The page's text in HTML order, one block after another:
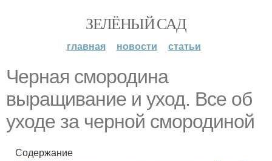
ЗЕЛЁНЫЙ САД
главная новости статьи
Черная смородина
выращивание и уход. Все об
уходе за черной смородиной
Содержание